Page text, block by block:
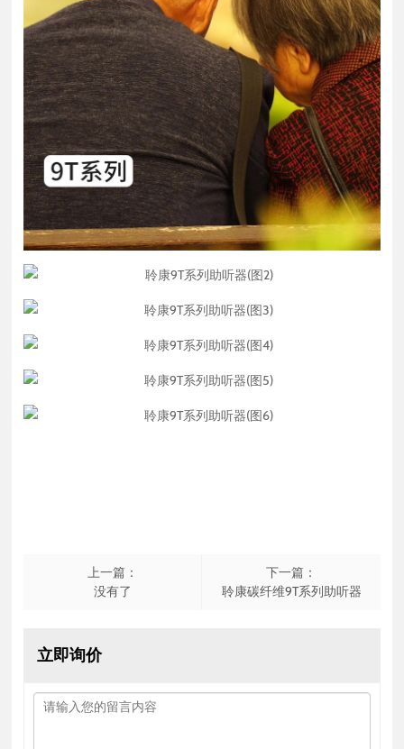
上一篇：
没有了
下一篇：
聆康碳纤维9T系列助听器
立即询价